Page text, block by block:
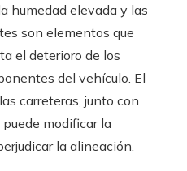
humedad elevada y las
son elementos que
el deterioro de los
del vehículo. El
carreteras, junto con
modificar la
la alineación.